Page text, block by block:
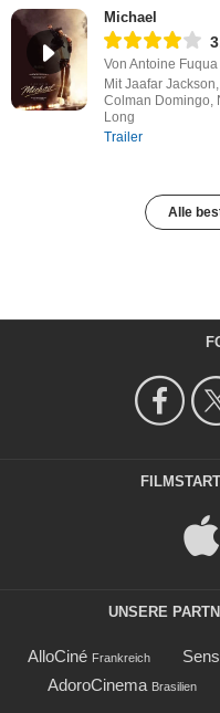
Michael
Von Antoine Fuqua
Mit Jaafar Jackson,
Colman Domingo,
Long
Trailer
Alle
UNSERE
AlloCiné Frankreich
AdoroCinema Brasilien